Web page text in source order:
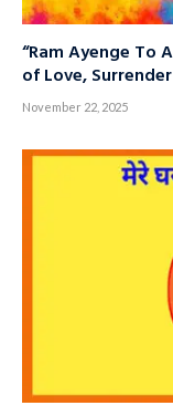
“Ram Ayenge To
of Love,
November 22, 2025